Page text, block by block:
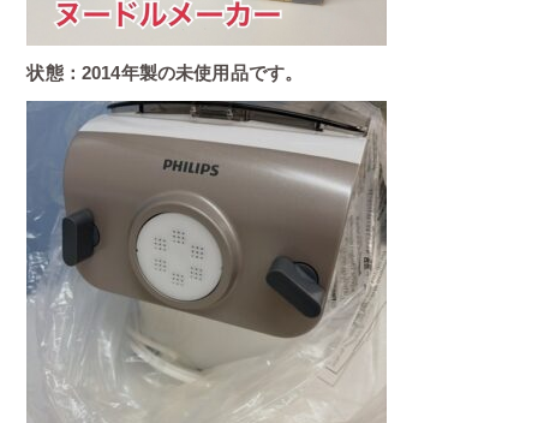
状態：2014年製の未使用品です。